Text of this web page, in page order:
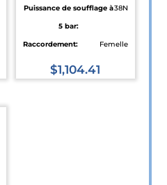
Puissance de soufflage à
5 bar:
38N
Raccordement: Femelle
$1,104.41